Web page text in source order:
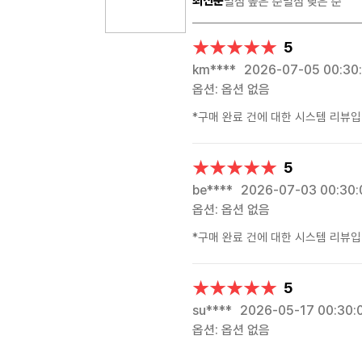
★★★★★
★★★★★ 5
km**** 2026-07-05
옵션: 옵션 없음
*구매 완료 건에 대한 시스템 리뷰
★★★★★
★★★★★ 5
be**** 2026-07-03
옵션: 옵션 없음
*구매 완료 건에 대한 시스템 리뷰
★★★★★
★★★★★ 5
su**** 2026-05-17
옵션: 옵션 없음